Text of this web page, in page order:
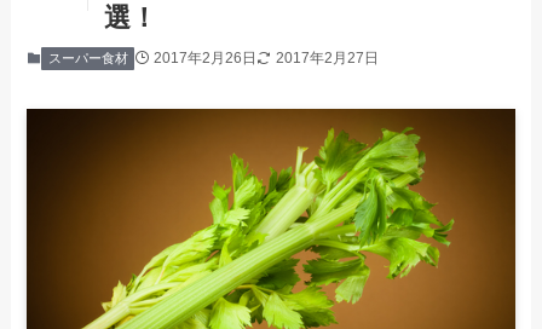
選！
スーパー食材 2017年2月26日 2017年2月27日